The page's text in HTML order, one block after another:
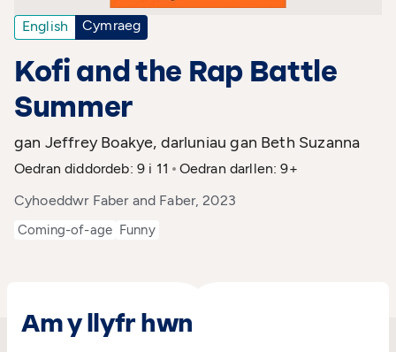
English Cymraeg
Kofi and the Rap Battle
Summer
gan Jeffrey Boakye, darluniau gan Beth Suzanna
Oedran diddordeb: 9 i 11
Oedran darllen: 9+
Cyhoeddwr Faber and Faber, 2023
Coming-of-age Funny
Am y llyfr hwn